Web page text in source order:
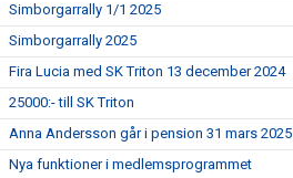
Simborgarrally 1/1 2025
Simborgarrally 2025
Fira Lucia med SK Triton 13 december 2024
25000:- till SK Triton
Anna Andersson går i pension 31 mars 2025
Nya funktioner i medlemsprogrammet